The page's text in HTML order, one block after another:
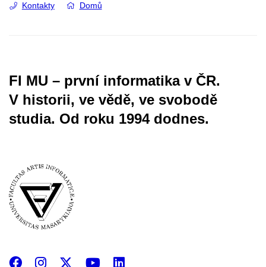
Kontakty Domů
FI MU – první informatika v ČR.
V historii, ve vědě, ve svobodě
studia. Od roku 1994 dodnes.
Facebook
InstagramYouTube